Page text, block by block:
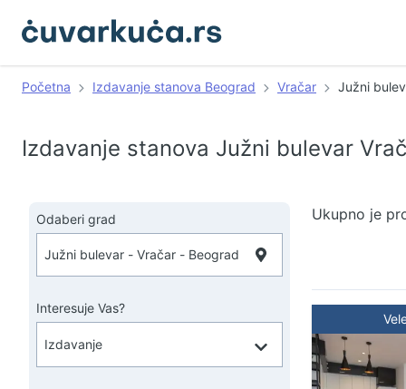
Početna Izdavanje stanova Beograd Vračar Južni
Izdavanje stanova Južni bulevar
Odaberi grad
Interesuje Vas?
Ukupno je